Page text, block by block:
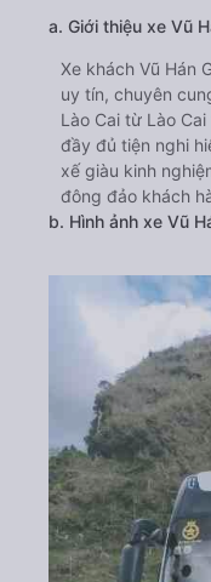
a. Giới thiệu xe Vũ
Xe khách Vũ Hán
uy tín, chuyên
Lào Cai từ Lào
đầy đủ tiện nghi
xế giàu kinh
đông đảo khách
b. Hình ảnh xe Vũ